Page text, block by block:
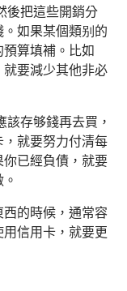
後把這些開銷分
如果某個類别的
算填補。比如
要減少其他非必
存够錢再去買，
就要努力付清每
已經負債，就要
的時候，通常容
信用卡，就要更